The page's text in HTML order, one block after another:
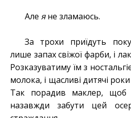
Але яне зламаюсь.
За трохи приїдуть
лише запах свіжої фарби, і
Розказуватиму їм з
молока, і щасливі дитячі
Так порадив маклер, щоб
назавжди забути цей